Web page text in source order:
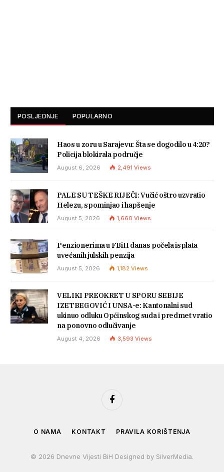
POSLJEDNJE POPULARNO
Haos u zoru u Sarajevu: Šta se dogodilo u 4:20?
Policija blokirala područje
August 6, 2026 2,491 Views
PALE SU TEŠKE RIJEČI: Vučić oštro uzvratio
Helezu, spominjao i hapšenje
August 5, 2026 1,660 Views
Penzionerima u FBiH danas počela isplata
uvećanih julskih penzija
August 5, 2026 1,182 Views
VELIKI PREOKRET U SPORU SEBIJE
IZETBEGOVIĆ I UNSA-e: Kantonalni sud
ukinuo odluku Općinskog suda i predmet vratio
na ponovno odlučivanje
August 4, 2026 3,593 Views
Facebook
O NAMA KONTAKT PRAVILA KORIŠTENJA
© 2026 Dnevne Vijesti BiH Designed by SilverMedia.